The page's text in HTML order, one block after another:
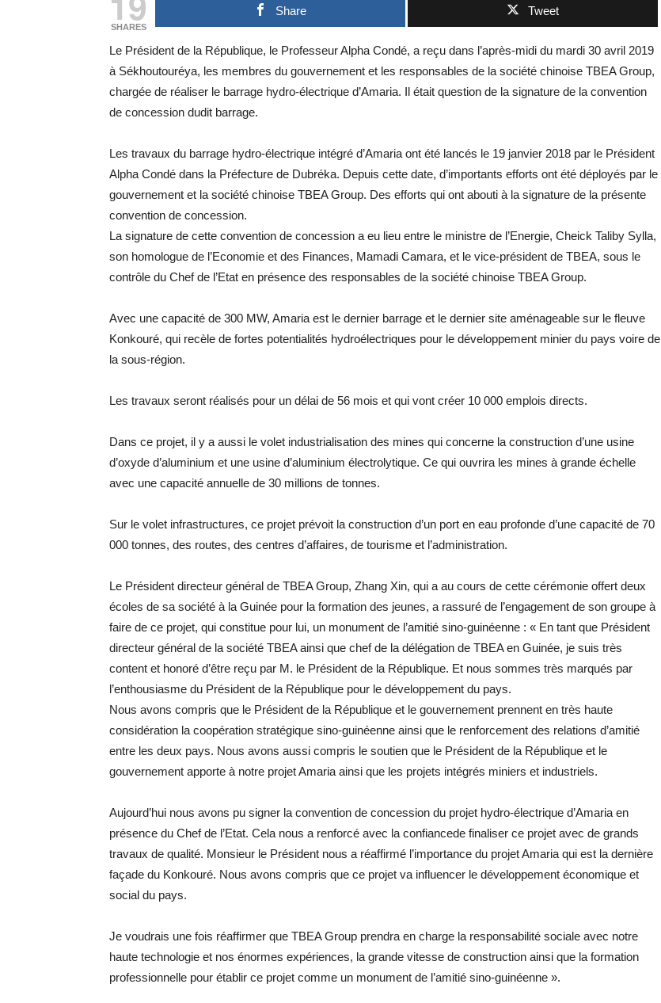
SHARES
Share Tweet
Le Président de la République, le Professeur Alpha Condé, a reçu dans l’après-midi du mardi 30 avril 2019
à Sékhoutouréya, les membres du gouvernement et les responsables de la société chinoise TBEA Group,
chargée de réaliser le barrage hydro-électrique d’Amaria. Il était question de la signature de la convention
de concession dudit barrage.
Les travaux du barrage hydro-électrique intégré d’Amaria ont été lancés le 19 janvier 2018 par le Président
Alpha Condé dans la Préfecture de Dubréka. Depuis cette date, d’importants efforts ont été déployés par le
gouvernement et la société chinoise TBEA Group. Des efforts qui ont abouti à la signature de la présente
convention de concession.
La signature de cette convention de concession a eu lieu entre le ministre de l’Energie, Cheick Taliby Sylla,
son homologue de l’Economie et des Finances, Mamadi Camara, et le vice-président de TBEA, sous le
contrôle du Chef de l’Etat en présence des responsables de la société chinoise TBEA Group.
Avec une capacité de 300 MW, Amaria est le dernier barrage et le dernier site aménageable sur le fleuve
Konkouré, qui recèle de fortes potentialités hydroélectriques pour le développement minier du pays voire de
la sous-région.
Les travaux seront réalisés pour un délai de 56 mois et qui vont créer 10 000 emplois directs.
Dans ce projet, il y a aussi le volet industrialisation des mines qui concerne la construction d’une usine
d’oxyde d’aluminium et une usine d’aluminium électrolytique. Ce qui ouvrira les mines à grande échelle
avec une capacité annuelle de 30 millions de tonnes.
Sur le volet infrastructures, ce projet prévoit la construction d’un port en eau profonde d’une capacité de 70
000 tonnes, des routes, des centres d’affaires, de tourisme et l’administration.
Le Président directeur général de TBEA Group, Zhang Xin, qui a au cours de cette cérémonie offert deux
écoles de sa société à la Guinée pour la formation des jeunes, a rassuré de l’engagement de son groupe à
faire de ce projet, qui constitue pour lui, un monument de l’amitié sino-guinéenne : « En tant que Président
directeur général de la société TBEA ainsi que chef de la délégation de TBEA en Guinée, je suis très
content et honoré d’être reçu par M. le Président de la République. Et nous sommes très marqués par
l’enthousiasme du Président de la République pour le développement du pays.
Nous avons compris que le Président de la République et le gouvernement prennent en très haute
considération la coopération stratégique sino-guinéenne ainsi que le renforcement des relations d’amitié
entre les deux pays. Nous avons aussi compris le soutien que le Président de la République et le
gouvernement apporte à notre projet Amaria ainsi que les projets intégrés miniers et industriels.
Aujourd’hui nous avons pu signer la convention de concession du projet hydro-électrique d’Amaria en
présence du Chef de l’Etat. Cela nous a renforcé avec la confiancede finaliser ce projet avec de grands
travaux de qualité. Monsieur le Président nous a réaffirmé l’importance du projet Amaria qui est la dernière
façade du Konkouré. Nous avons compris que ce projet va influencer le développement économique et
social du pays.
Je voudrais une fois réaffirmer que TBEA Group prendra en charge la responsabilité sociale avec notre
haute technologie et nos énormes expériences, la grande vitesse de construction ainsi que la formation
professionnelle pour établir ce projet comme un monument de l’amitié sino-guinéenne ».